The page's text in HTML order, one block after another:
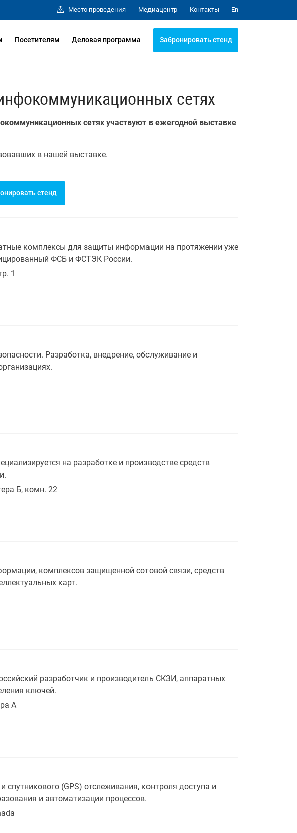
Место проведения Медиацентр Контакты En
Посетителям Деловая программа Забронировать стенд
сетях
сетях участвуют в ежегодной выставке
в нашей выставке.
стенд
комплексы для защиты информации на протяжении уже
ФСБ и ФСТЭК России.
1
Разработка, внедрение, обслуживание и
на разработке и производстве средств
Б, комн. 22
комплексов защищенной сотовой связи, средств
карт.
разработчик и производитель СКЗИ, аппаратных
ключей.
А
(GPS) отслеживания, контроля доступа и
и автоматизации процессов.